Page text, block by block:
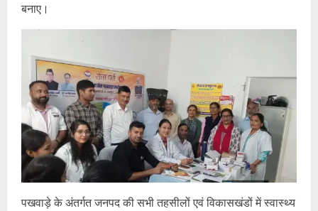
बनाए।
पखवाड़े के अंतर्गत जनपद की सभी तहसीलों एवं विकासखंडों में स्वास्थ्य